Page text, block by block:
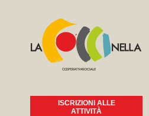
ISCRIZIONI ALLE
ATTIVITÀ